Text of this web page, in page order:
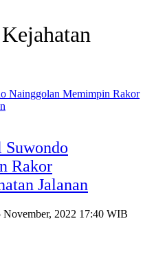
Rakor
Jalanan
November, 2022 17:40 WIB